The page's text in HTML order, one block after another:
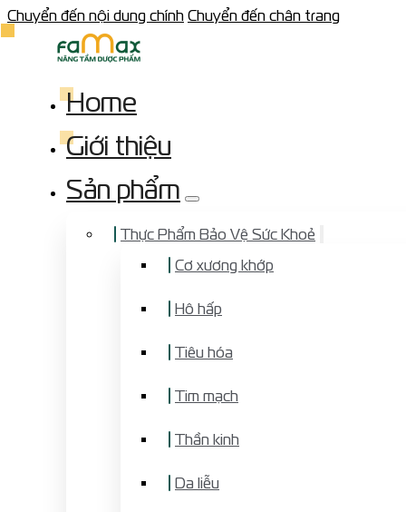
Chuyển đến nội dung chính Chuyển đến chân trang
Home
Giới thiệu
Sản phẩm
Thực Phẩm Bảo Vệ Sức Khoẻ
Cơ xương khớp
Hô hấp
Tiêu hóa
Tim mạch
Thần kinh
Da liễu